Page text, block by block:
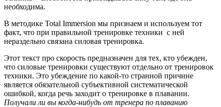
необходима.
В методике Total Immersion мы признаем и используем тот
факт, что при правильной тренировке техники с ней
нераздельно связана силовая тренировка.
Этот текст про скорость предназначен для тех, кто убежден,
что силовые тренировки существуют отдельно от тренировок
техники. Это убеждение по какой-то странной причине
является обязательной субъективной систематической
ошибкой, когда речь заходит о тренировке в плавании.
Получали ли вы когда-нибудь от тренера по плаванию